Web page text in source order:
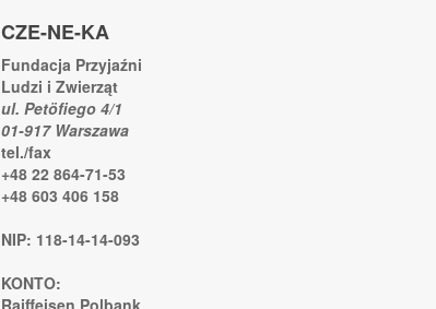
CZE-NE-KA
Fundacja Przyjaźni
Ludzi i Zwierząt
ul. Petöfiego 4/1
01-917 Warszawa
tel./fax
+48 22 864-71-53
+48 603 406 158
NIP: 118-14-14-093
KONTO: